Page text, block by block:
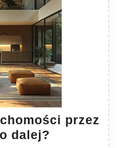
przez
dalej?